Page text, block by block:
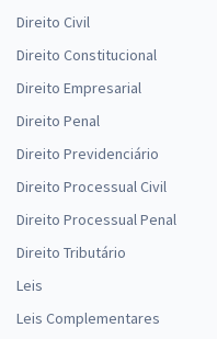
Direito Civil
Direito Constitucional
Direito Empresarial
Direito Penal
Direito Previdenciário
Direito Processual Civil
Direito Processual Penal
Direito Tributário
Leis
Leis Complementares